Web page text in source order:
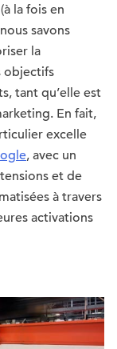
la fois en
savons
la
objectifs
tant qu’elle est
En fait,
excelle
, avec un
et de
à travers
activations